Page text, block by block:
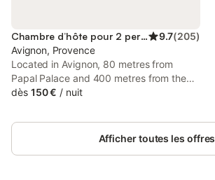
Chambre d’hôte pour 2 personnes 9.7(205)
Avignon, Provence
Located in Avignon, 80 metres from
Papal Palace and 400 metres from the
centre, Face au Palais provides air-
WiFi, and a garden.
dès 150 € / nuit
Afficher toutes les offres